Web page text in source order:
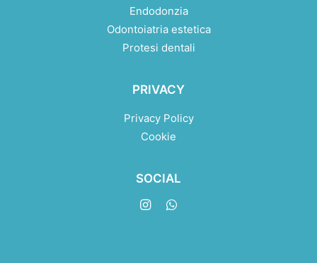
Endodonzia
Odontoiatria estetica
Protesi dentali
PRIVACY
Privacy Policy
Cookie
SOCIAL